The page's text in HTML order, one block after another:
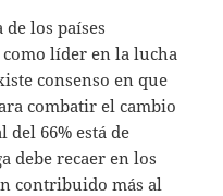
los países
como líder en la lucha
consenso en que
combatir el cambio
66% está de
debe recaer en los
contribuido más al